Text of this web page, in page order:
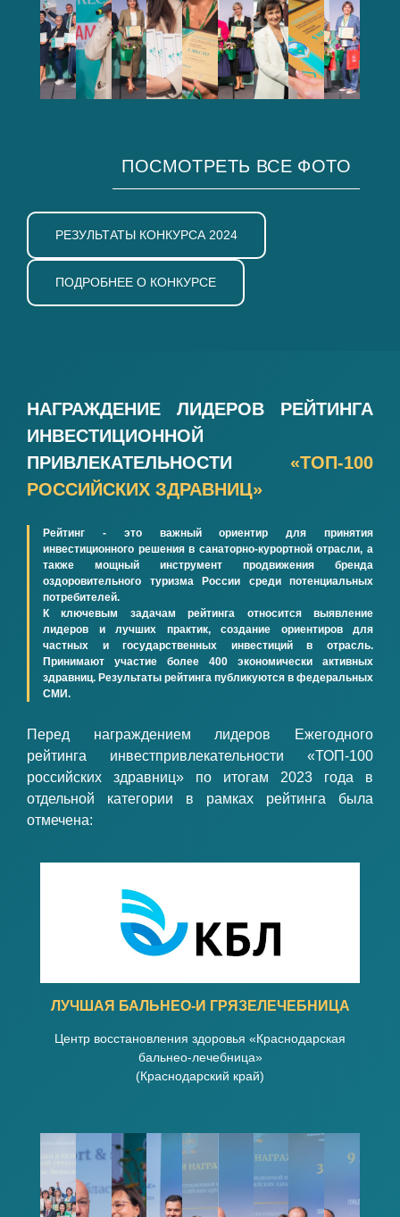
ПОСМОТРЕТЬ ВСЕ ФОТО
РЕЗУЛЬТАТЫ КОНКУРСА 2024
ПОДРОБНЕЕ О КОНКУРСЕ
НАГРАЖДЕНИЕ ЛИДЕРОВ РЕЙТИНГА
ИНВЕСТИЦИОННОЙ
ПРИВЛЕКАТЕЛЬНОСТИ «ТОП-100
РОССИЙСКИХ ЗДРАВНИЦ»
Рейтинг - это важный ориентир для принятия
инвестиционного решения в санаторно-курортной отрасли, а
также мощный инструмент продвижения бренда
оздоровительного туризма России среди потенциальных
потребителей.
К ключевым задачам рейтинга относится выявление
лидеров и лучших практик, создание ориентиров для
частных и государственных инвестиций в отрасль.
Принимают участие более 400 экономически активных
здравниц. Результаты рейтинга публикуются в федеральных
СМИ.
Перед награждением лидеров Ежегодного
рейтинга инвестпривлекательности «ТОП-100
российских здравниц» по итогам 2023 года в
отдельной категории в рамках рейтинга была
отмечена:
ЛУЧШАЯ БАЛЬНЕО-И ГРЯЗЕЛЕЧЕБНИЦА
Центр восстановления здоровья «Краснодарская
бальнео-лечебница»
(Краснодарский край)